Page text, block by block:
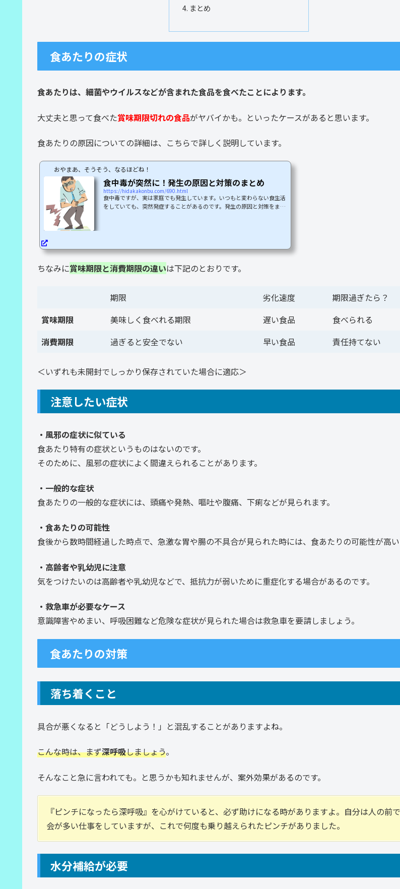
まとめ
食あたりの症状
食あたりは、細菌やウイルスなどが含まれた食品を食べたことによります。
大丈夫と思って食べた賞味期限切れの食品がヤバイかも。といったケースがあると思います。
食あたりの原因についての詳細は、こちらで詳しく説明しています。
おやまあ、そうそう、なるほどね！
食中毒が突然に！発生の原因と対策のまとめ
https://hidakakonbu.com/690.html
食中毒ですが、実は家庭でも発生しています。いつもと変わらない食生活
をしていても、突然発症することがあるのです。発生の原因と対策をまと
の特徴として、頭痛や発熱、嘔吐や腹痛、下痢などの急性の胃腸障害があ
ちなみに賞味期限と消費期限の違いは下記のとおりです。
期限 劣化速度
期限過ぎたら？
賞味期限
美味しく食べれる期限 遅い食品
食べられる
消費期限
過ぎると安全でない 早い食品 責任持てない
＜いずれも未開封でしっかり保存されていた場合に適応＞
注意したい症状
・風邪の症状に似ている
食あたり特有の症状というものはないのです。
そのために、風邪の症状によく間違えられることがあります。
・一般的な症状
食あたりの一般的な症状には、頭痛や発熱、嘔吐や腹痛、下痢などが見られます。
・食あたりの可能性
食後から数時間経過した時点で、急激な胃や腸の不具合が見られた時には、食あたりの可能性が高い
・高齢者や乳幼児に注意
気をつけたいのは高齢者や乳幼児などで、抵抗力が弱いために重症化する場合があるのです。
・救急車が必要なケース
意識障害やめまい、呼吸困難など危険な症状が見られた場合は救急車を要請しましょう。
食あたりの対策
落ち着くこと
具合が悪くなると「どうしよう！」と混乱することがありますよね。
こんな時は、まず深呼吸しましょう。
そんなこと急に言われても。と思うかも知れませんが、案外効果があるのです。
『ピンチになったら深呼吸』を心がけていると、必ず助けになる時がありますよ。自分は人の前
会が多い仕事をしていますが、これで何度も乗り越えられたピンチがありました。
水分補給が必要